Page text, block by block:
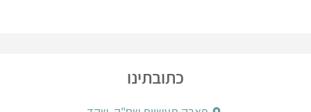
כתובתינו